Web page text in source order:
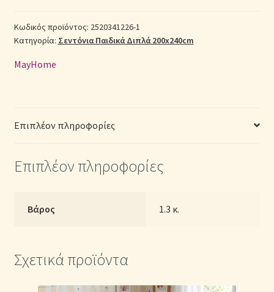
Σεντόνια Σετ
Διπλά
2520341226-
με
x
200cm
25cm)
Κωδικός προϊόντος: 2520341226-1
Κατηγορία: Σεντόνια Παιδικά Διπλά 200x240cm
MayHome
Επιπλέον πληροφορίες
Επιπλέον πληροφορίες
Βάρος 1.3 κ.
Σχετικά προϊόντα